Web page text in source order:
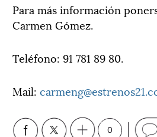
Para más información
Carmen Gómez.
Teléfono: 91 781 89 80.
Mail:
0